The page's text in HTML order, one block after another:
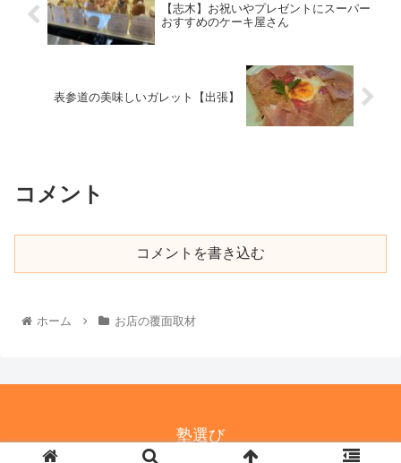
【志木】お祝いやプレゼントにスーパー
おすすめのケーキ屋さん
表参道の美味しいガレット【出張】
コメント
コメントを書き込む
ホーム お店の覆面取材
塾選び